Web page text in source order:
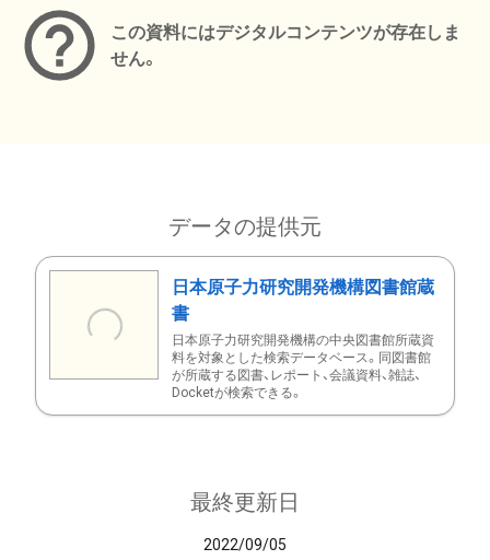
この資料にはデジタルコンテンツが存在しま
せん。
データの提供元
日本原子力研究開発機構図書館蔵
書
日本原子力研究開発機構の中央図書館所蔵資
料を対象とした検索データベース。同図書館
が所蔵する図書、レポート、会議資料、雑誌、
Docketが検索できる。
最終更新日
2022/09/05